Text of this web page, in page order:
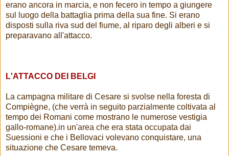
erano ancora in marcia, e non fecero in tempo a giungere
sul luogo della battaglia prima della sua fine. Si erano
disposti sulla riva sud del fiume, al riparo degli alberi e si
preparavano all'attacco.
L'ATTACCO DEI BELGI
La campagna militare di Cesare si svolse nella foresta di
Compiègne, (che verrà in seguito parzialmente coltivata al
tempo dei Romani come mostrano le numerose vestigia
gallo-romane).in un'area che era stata occupata dai
Suessioni e che i Bellovaci volevano conquistare, una
situazione che Cesare temeva.